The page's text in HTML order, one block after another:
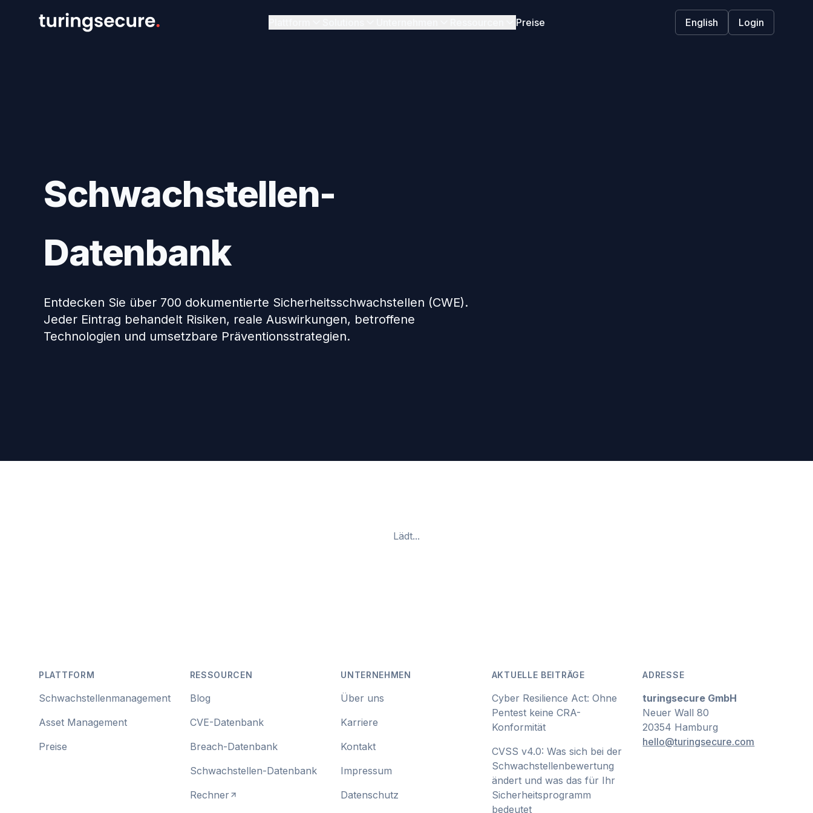
Preise English Login
Schwachstellen-
Datenbank
Entdecken Sie über 700 dokumentierte Sicherheitsschwachstellen (CWE).
Jeder Eintrag behandelt Risiken, reale Auswirkungen, betroffene
Technologien und umsetzbare Präventionsstrategien.
Lädt...
PLATTFORM
Schwachstellenmanagement
Asset Management
Preise
RESSOURCEN
Blog
CVE-Datenbank
Breach-Datenbank
Schwachstellen-Datenbank
Rechner
UNTERNEHMEN
Über uns
Karriere
Kontakt
Impressum
Datenschutz
AKTUELLE BEITRÄGE
Cyber Resilience Act: Ohne
Pentest keine CRA-
Konformität
CVSS v4.0: Was sich bei der
Schwachstellenbewertung
ändert und was das für Ihr
Sicherheitsprogramm
bedeutet
ADRESSE
turingsecure GmbH
Neuer Wall 80
20354 Hamburg
hello@turingsecure.com